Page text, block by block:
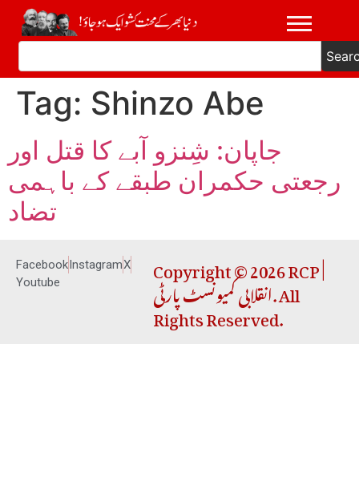
Tag: Shinzo Abe
جاپان: شِنزو آبے کا قتل اور
رجعتی حکمران طبقے کے باہمی
تضاد
FacebookInstagramX
Youtube
Copyright © 2026 RCP |
انقلابی کمیونسٹ پارٹی. All
Rights Reserved.